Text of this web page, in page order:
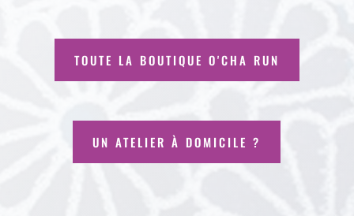
TOUTE LA BOUTIQUE O'CHA RUN
UN ATELIER À DOMICILE ?